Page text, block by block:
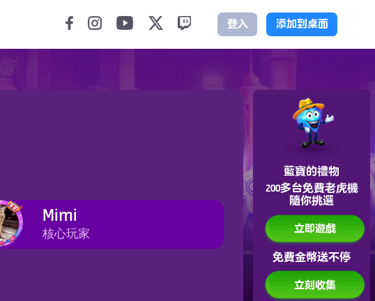
登入 添加到桌面
藍寶的禮物
200多台免費老虎機
隨你挑選
立即遊戲
免費金幣送不停
立刻收集
Mimi
核心玩家